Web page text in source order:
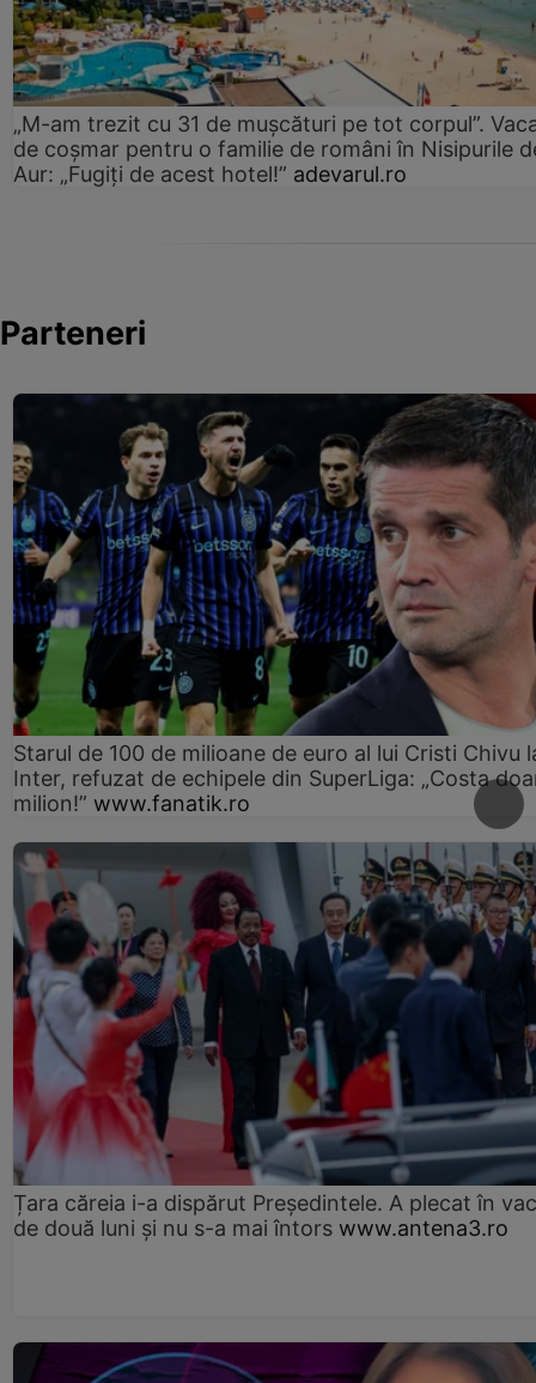
„M-am trezit cu 31 de mușcături pe tot corpul”.
de coșmar pentru o familie de români în Nisipurile
Aur: „Fugiți de acest hotel!” adevarul.ro
Parteneri
Starul de 100 de milioane de euro al lui Cristi Chivu
Inter, refuzat de echipele din SuperLiga: „Costa
milion!” www.fanatik.ro
Țara căreia i-a dispărut Președintele. A plecat în
de două luni și nu s-a mai întors www.antena3.ro